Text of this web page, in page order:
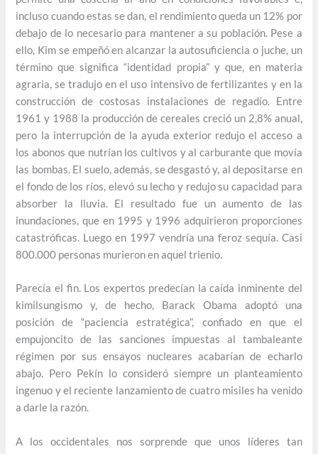
incluso cuando estas se dan, el rendimiento queda un 12% por
debajo de lo necesario para mantener a su población. Pese a
ello, Kim se empeñó en alcanzar la autosuficiencia o juche, un
término que significa “identidad propia” y que, en materia
agraria, se tradujo en el uso intensivo de fertilizantes y en la
construcción de costosas instalaciones de regadío. Entre
1961 y 1988 la producción de cereales creció un 2,8% anual,
pero la interrupción de la ayuda exterior redujo el acceso a
los abonos que nutrían los cultivos y al carburante que movía
las bombas. El suelo, además, se desgastó y, al depositarse en
el fondo de los ríos, elevó su lecho y redujo su capacidad para
absorber la lluvia. El resultado fue un aumento de las
inundaciones, que en 1995 y 1996 adquirieron proporciones
catastróficas. Luego en 1997 vendría una feroz sequía. Casi
800.000 personas murieron en aquel trienio.
Parecía el fin. Los expertos predecían la caída inminente del
kimilsungismo y, de hecho, Barack Obama adoptó una
posición de “paciencia estratégica”, confiado en que el
empujoncito de las sanciones impuestas al tambaleante
régimen por sus ensayos nucleares acabarían de echarlo
abajo. Pero Pekín lo consideró siempre un planteamiento
ingenuo y el reciente lanzamiento de cuatro misiles ha venido
a darle la razón.
A los occidentales nos sorprende que unos líderes tan